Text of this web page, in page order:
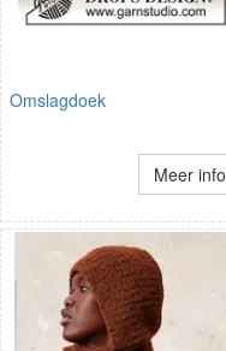
Omslagdoek
Meer info